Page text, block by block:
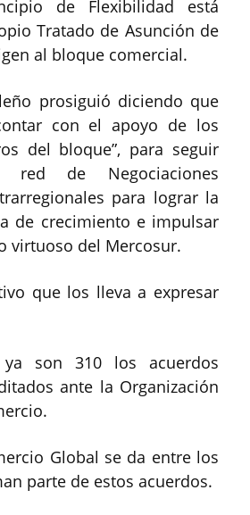
de Flexibilidad está
Tratado de Asunción de
al bloque comercial.
prosiguió diciendo que
con el apoyo de los
del bloque”, para seguir
red de Negociaciones
para lograr la
de crecimiento e impulsar
virtuoso del Mercosur.
que los lleva a expresar
son 310 los acuerdos
ante la Organización
Global se da entre los
parte de estos acuerdos.